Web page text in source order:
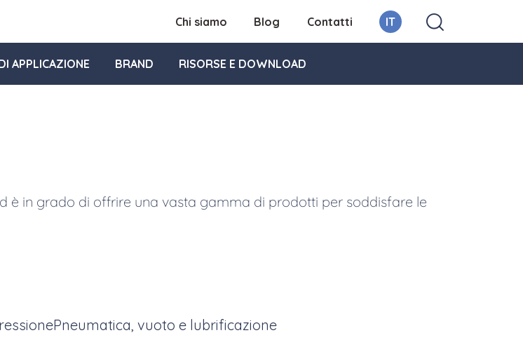
Chi siamo Blog Contatti IT
APPLICAZIONE BRAND RISORSE E DOWNLOAD
è in grado di offrire una vasta gamma di prodotti per soddisfare le
Pneumatica, vuoto e lubrificazione